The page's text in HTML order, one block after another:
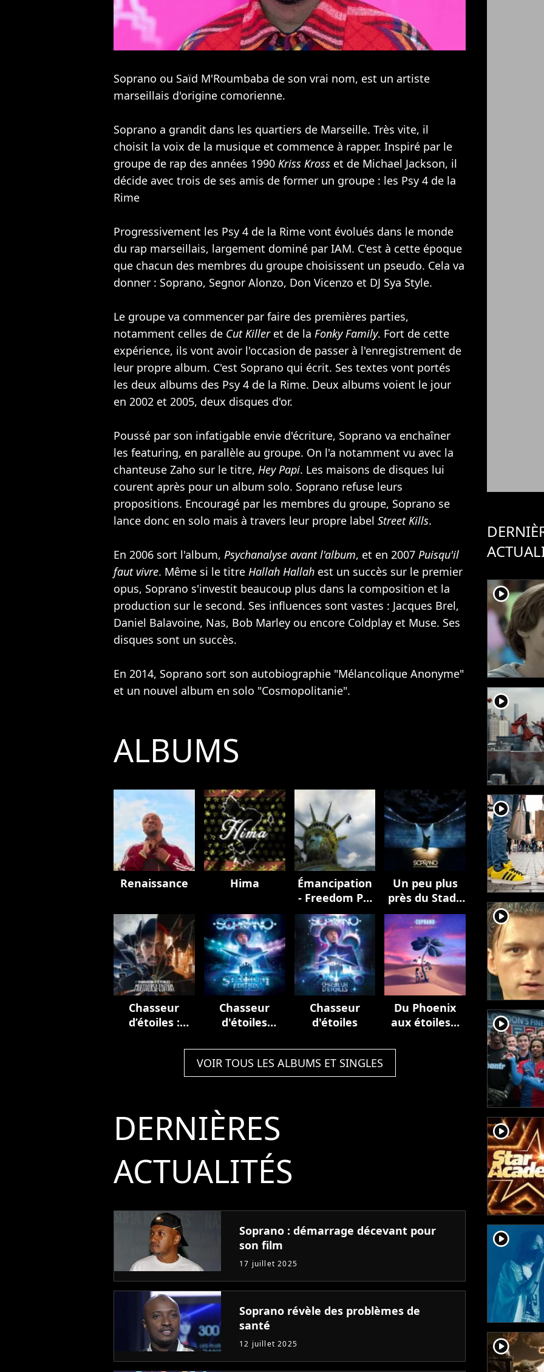
Soprano ou Saïd M'Roumbaba de son vrai nom, est un artiste
marseillais d'origine comorienne.
Soprano a grandit dans les quartiers de Marseille. Très vite, il
choisit la voix de la musique et commence à rapper. Inspiré par le
groupe de rap des années 1990 Kriss Kross et de Michael Jackson, il
décide avec trois de ses amis de former un groupe : les Psy 4 de la
Rime
Progressivement les Psy 4 de la Rime vont évolués dans le monde
du rap marseillais, largement dominé par IAM. C'est à cette époque
que chacun des membres du groupe choisissent un pseudo. Cela va
donner : Soprano, Segnor Alonzo, Don Vicenzo et DJ Sya Style.
Le groupe va commencer par faire des premières parties,
notamment celles de Cut Killeret de la Fonky Family. Fort de cette
expérience, ils vont avoir l'occasion de passer à l'enregistrement de
leur propre album. C'est Soprano qui écrit. Ses textes vont portés
les deux albums des Psy 4 de la Rime. Deux albums voient le jour
en 2002 et 2005, deux disques d'or.
Poussé par son infatigable envie d'écriture, Soprano va enchaîner
les featuring, en parallèle au groupe. On l'a notamment vu avec la
chanteuse Zaho sur le titre, Hey Papi. Les maisons de disques lui
courent après pour un album solo. Soprano refuse leurs
propositions. Encouragé par les membres du groupe, Soprano se
lance donc en solo mais à travers leur propre label Street Kills.
En 2006 sort l'album, Psychanalyse avant l'album, et en 2007 Puisqu'il
faut vivre. Même si le titre Hallah Hallah est un succès sur le premier
opus, Soprano s'investit beaucoup plus dans la composition et la
production sur le second. Ses influences sont vastes : Jacques Brel,
Daniel Balavoine, Nas, Bob Marley ou encore Coldplay et Muse. Ses
disques sont un succès.
En 2014, Soprano sort son autobiographie "Mélancolique Anonyme"
et un nouvel album en solo "Cosmopolitanie".
ALBUMS
Renaissance Hima
Émancipation
- Freedom Pt.
II
Un peu plus
près du Stade
de France
(Live au Stade
de France,
2023)
Chasseur
d’étoiles :
Chasseur
d'étoiles
Edition)
Chasseur
d'étoiles
Du Phoenix
aux étoiles...
VOIR TOUS LES ALBUMS ET SINGLES
DERNIÈRES
ACTUALITÉS
Soprano : démarrage décevant pour
son film
17 juillet 2025
Soprano révèle des problèmes de
santé
12 juillet 2025
player2
player2
player2
player2
player2
player2
player2
player2